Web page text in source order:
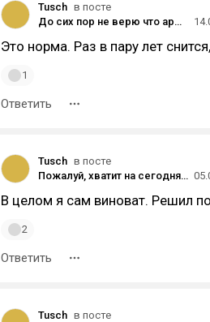
Tusch в посте
До сих пор не верю что армия так влияет на мои сны.
Это норма. Раз в пару лет
1
Ответить
Tusch в посте
Пожалуй, хватит на сегодня интернета
В целом я сам виноват. Решил
2
Ответить
Tusch в посте